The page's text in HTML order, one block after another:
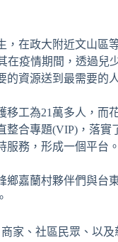
在政大附近文山
疫情期間，透過兒
資源送到最需要的
工為21萬多人，
合專題(VIP)，落
務，形成一個平台。
嘉蘭村夥伴們與
家、社區民眾、以